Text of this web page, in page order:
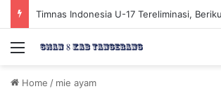
Menu
Home / mie ayam